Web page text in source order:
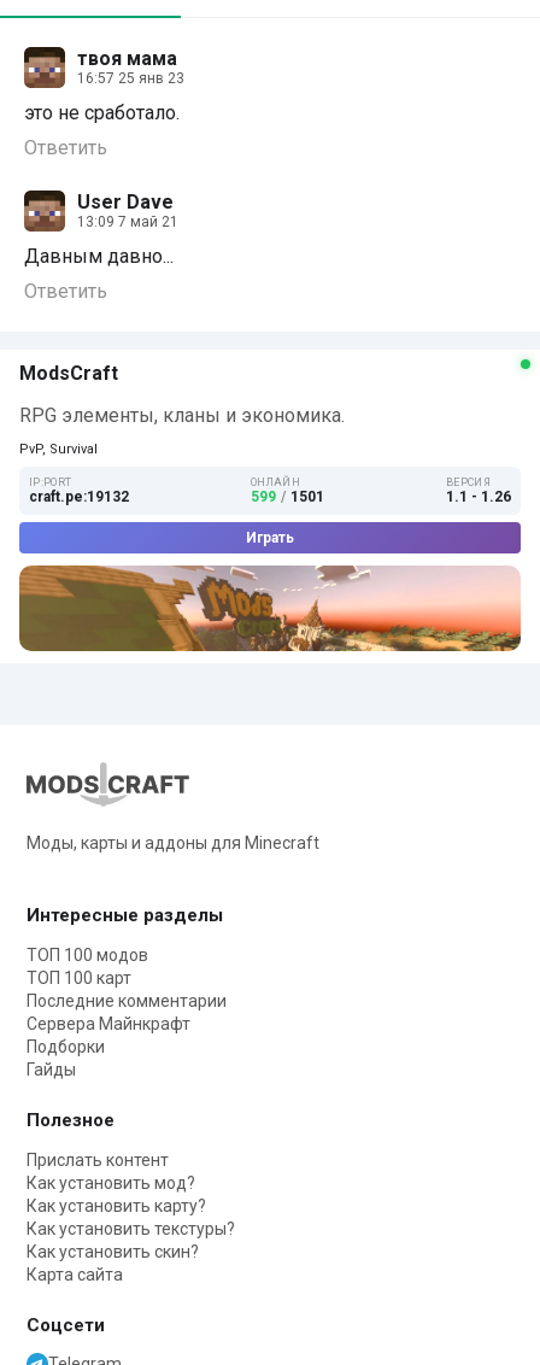
твоя мама
16:57 25 янв 23
это не сработало.
Ответить
User Dave
13:09 7 май 21
Давным давно...
Ответить
ModsCraft
RPG элементы, кланы и экономика.
PvP, Survival
IP:PORT
craft.pe:19132
ОНЛАЙН
599 / 1501
ВЕРСИЯ
1.1 - 1.26
Играть
Моды, карты и аддоны для Minecraft
Интересные разделы
ТОП 100 модов
ТОП 100 карт
Последние комментарии
Сервера Майнкрафт
Подборки
Гайды
Полезное
Прислать контент
Как установить мод?
Как установить карту?
Как установить текстуры?
Как установить скин?
Карта сайта
Соцсети